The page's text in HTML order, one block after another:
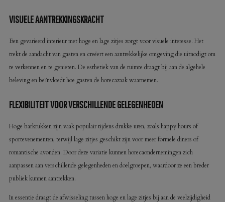
VISUELE AANTREKKINGSKRACHT
Een gevarieerd interieur met hoge en lage zitjes zorgt voor visuele interesse. Het
trekt de aandacht van gasten en creëert een aantrekkelijke omgeving die uitnodigt om
te verkennen en te genieten. De esthetiek van de ruimte draagt bij aan de algehele
beleving en beïnvloedt hoe gasten de horecazaak waarnemen.
FLEXIBILITEIT VOOR VERSCHILLENDE GELEGENHEDEN
Hoge barkrukken zijn vaak populair tijdens drukke uren, zoals happy hours of
sportevenementen, terwijl lage zitjes geschikt zijn voor meer formele diners of
romantische avonden. Door deze variatie kunnen horecaondernemingen zich
aanpassen aan verschillende gelegenheden en doelgroepen, waardoor ze een breder
publiek kunnen aantrekken.
In essentie draagt de afwisseling tussen hoge en lage zitjes bij aan de veelzijdigheid